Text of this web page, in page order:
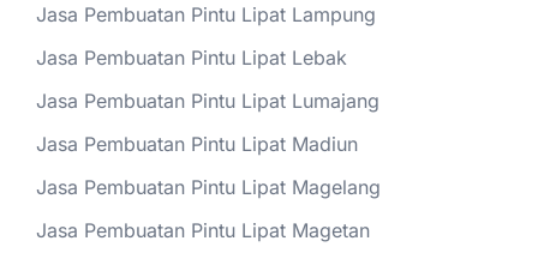
Jasa Pembuatan Pintu Lipat Lampung
Jasa Pembuatan Pintu Lipat Lebak
Jasa Pembuatan Pintu Lipat Lumajang
Jasa Pembuatan Pintu Lipat Madiun
Jasa Pembuatan Pintu Lipat Magelang
Jasa Pembuatan Pintu Lipat Magetan